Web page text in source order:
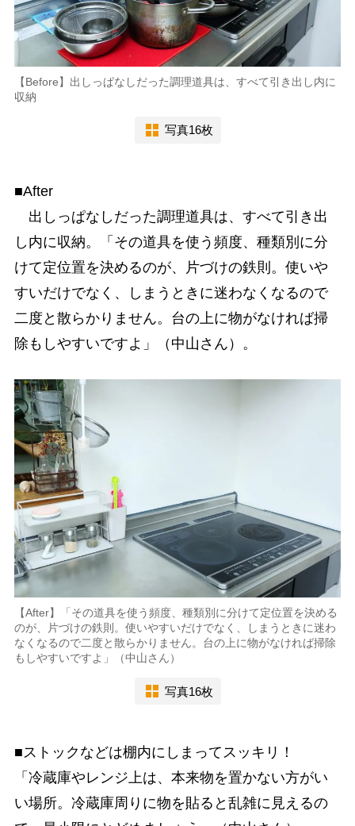
【Before】出しっぱなしだった調理道具は、すべて引き出し内に
収納
写真16枚
■After
出しっぱなしだった調理道具は、すべて引き出
し内に収納。「その道具を使う頻度、種類別に分
けて定位置を決めるのが、片づけの鉄則。使いや
すいだけでなく、しまうときに迷わなくなるので
二度と散らかりません。台の上に物がなければ掃
除もしやすいですよ」（中山さん）。
【After】「その道具を使う頻度、種類別に分けて定位置を決める
のが、片づけの鉄則。使いやすいだけでなく、しまうときに迷わ
なくなるので二度と散らかりません。台の上に物がなければ掃除
もしやすいですよ」（中山さん）
写真16枚
■ストックなどは棚内にしまってスッキリ！
「冷蔵庫やレンジ上は、本来物を置かない方がい
い場所。冷蔵庫周りに物を貼ると乱雑に見えるの